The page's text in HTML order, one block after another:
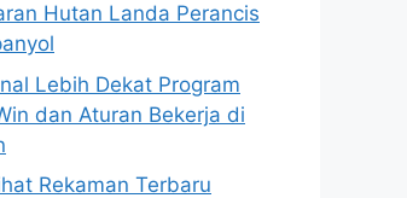
Hutan Landa Perancis
Lebih Dekat Program
dan Aturan Bekerja di
Rekaman Terbaru